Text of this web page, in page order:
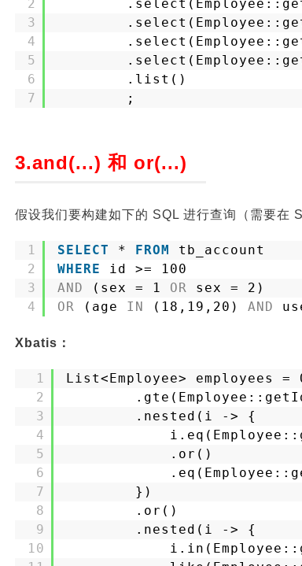
2
3
4
5
6
7
.list()
;
3.and(...) 和 or(...)
假设我们要构建如下的 SQL 进行查询（需要在
1
2
3
4
SELECT * FROM
tb_account
WHERE
id >= 100
AND
(sex = 1 OR
sex = 2)
OR
(age IN (18,19,20) AND
Xbatis：
1
2
3
4
5
6
7
8
9
10
List<Employee> employees =
.nested(i -> {
.or()
})
.or()
.nested(i -> {